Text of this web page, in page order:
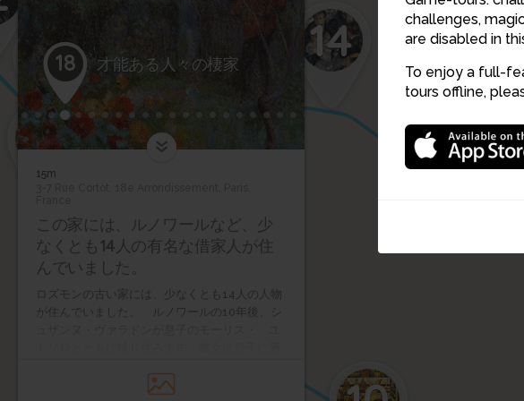
challenges,
are disabled in
To enjoy a full-
tours offline,
15
14
13
11
18 才能ある人々の棲家
15m
この家には、ルノワールなど、少
なくとも14人の有名な借家人が住
んでいました。
ロズモンの古い家には、少なくとも14人の人物
が住んでいました。 ルノワールの10年後、シ
を与えて、鍵をかけた部屋に閉じ込め まし